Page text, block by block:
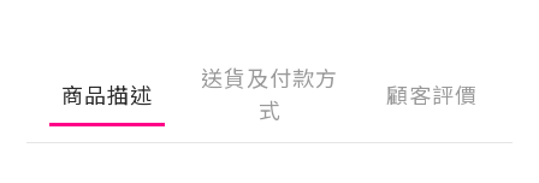
商品描述
送貨及付款方
式
顧客評價